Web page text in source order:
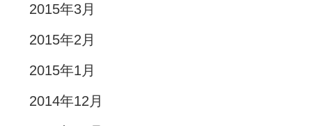
2015年3月
2015年2月
2015年1月
2014年12月